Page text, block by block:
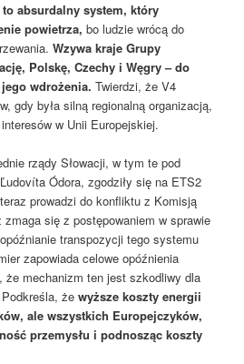
to absurdalny system, który
powietrza, bo ludzie wrócą do
Wzywa kraje Grupy
Polskę, Czechy i Węgry – do
wdrożenia.Twierdzi, że V4
gdy była silną regionalną organizacją,
w Unii Europejskiej.
rządy Słowacji, w tym te pod
Ódora, zgodziły się na ETS2
prowadzi do konfliktu z Komisją
zmaga się z postępowaniem w sprawie
transpozycji tego systemu
zapowiada celowe opóźnienia
że mechanizm ten jest szkodliwy dla
Podkreśla, żewyższe koszty energii
ale wszystkich Europejczyków,
przemysłu i podnosząc koszty